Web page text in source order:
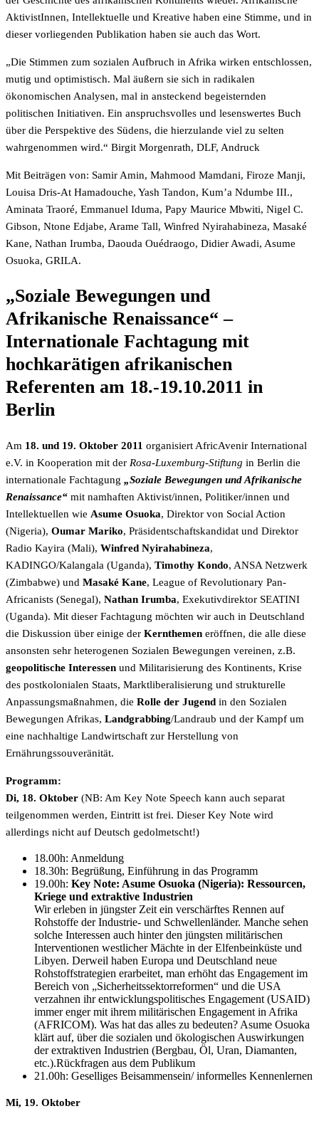
AktivistInnen, Intellektuelle und Kreative haben eine Stimme, und in
dieser vorliegenden Publikation haben sie auch das Wort.
„Die Stimmen zum sozialen Aufbruch in Afrika wirken entschlossen,
mutig und optimistisch. Mal äußern sie sich in radikalen
ökonomischen Analysen, mal in ansteckend begeisternden
politischen Initiativen. Ein anspruchsvolles und lesenswertes Buch
über die Perspektive des Südens, die hierzulande viel zu selten
wahrgenommen wird.“ Birgit Morgenrath, DLF, Andruck
Mit Beiträgen von: Samir Amin, Mahmood Mamdani, Firoze Manji,
Louisa Dris-At Hamadouche, Yash Tandon, Kum’a Ndumbe III.,
Aminata Traoré, Emmanuel Iduma, Papy Maurice Mbwiti, Nigel C.
Gibson, Ntone Edjabe, Arame Tall, Winfred Nyirahabineza, Masaké
Kane, Nathan Irumba, Daouda Ouédraogo, Didier Awadi, Asume
Osuoka, GRILA.
„Soziale Bewegungen und
Afrikanische Renaissance“ –
Internationale Fachtagung mit
hochkarätigen afrikanischen
Referenten am 18.-19.10.2011 in
Berlin
Am 18. und 19. Oktober 2011 organisiert AfricAvenir International
e.V. in Kooperation mit der Rosa-Luxemburg-Stiftung in Berlin die
internationale Fachtagung „Soziale Bewegungen und Afrikanische
Renaissance“ mit namhaften Aktivist/innen, Politiker/innen und
Intellektuellen wie Asume Osuoka, Direktor von Social Action
(Nigeria), Oumar Mariko, Präsidentschaftskandidat und Direktor
Radio Kayira (Mali), Winfred Nyirahabineza,
KADINGO/Kalangala (Uganda), Timothy Kondo, ANSA Netzwerk
(Zimbabwe) und Masaké Kane, League of Revolutionary Pan-
Africanists (Senegal), Nathan Irumba, Exekutivdirektor SEATINI
(Uganda). Mit dieser Fachtagung möchten wir auch in Deutschland
die Diskussion über einige der Kernthemen eröffnen, die alle diese
ansonsten sehr heterogenen Sozialen Bewegungen vereinen, z.B.
geopolitische Interessen und Militarisierung des Kontinents, Krise
des postkolonialen Staats, Marktliberalisierung und strukturelle
Anpassungsmaßnahmen, die Rolle der Jugend in den Sozialen
Bewegungen Afrikas, Landgrabbing/Landraub und der Kampf um
eine nachhaltige Landwirtschaft zur Herstellung von
Ernährungssouveränität.
Programm:
Di, 18. Oktober (NB: Am Key Note Speech kann auch separat
teilgenommen werden, Eintritt ist frei. Dieser Key Note wird
allerdings nicht auf Deutsch gedolmetscht!)
18.00h: Anmeldung
18.30h: Begrüßung, Einführung in das Programm
19.00h: Key Note: Asume Osuoka (Nigeria): Ressourcen,
Kriege und extraktive Industrien
Wir erleben in jüngster Zeit ein verschärftes Rennen auf
Rohstoffe der Industrie- und Schwellenländer. Manche sehen
solche Interessen auch hinter den jüngsten militärischen
Interventionen westlicher Mächte in der Elfenbeinküste und
Libyen. Derweil haben Europa und Deutschland neue
Rohstoffstrategien erarbeitet, man erhöht das Engagement im
Bereich von „Sicherheitssektorreformen“ und die USA
verzahnen ihr entwicklungspolitisches Engagement (USAID)
immer enger mit ihrem militärischen Engagement in Afrika
(AFRICOM). Was hat das alles zu bedeuten? Asume Osuoka
klärt auf, über die sozialen und ökologischen Auswirkungen
der extraktiven Industrien (Bergbau, Öl, Uran, Diamanten,
etc.).Rückfragen aus dem Publikum
21.00h: Geselliges Beisammensein/ informelles Kennenlernen
Mi, 19. Oktober